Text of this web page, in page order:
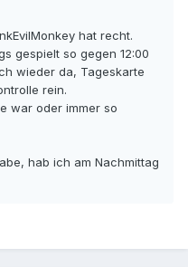
hat recht.
gespielt so gegen 12:00
wieder da, Tageskarte
rein.
war oder immer so
hab ich am Nachmittag